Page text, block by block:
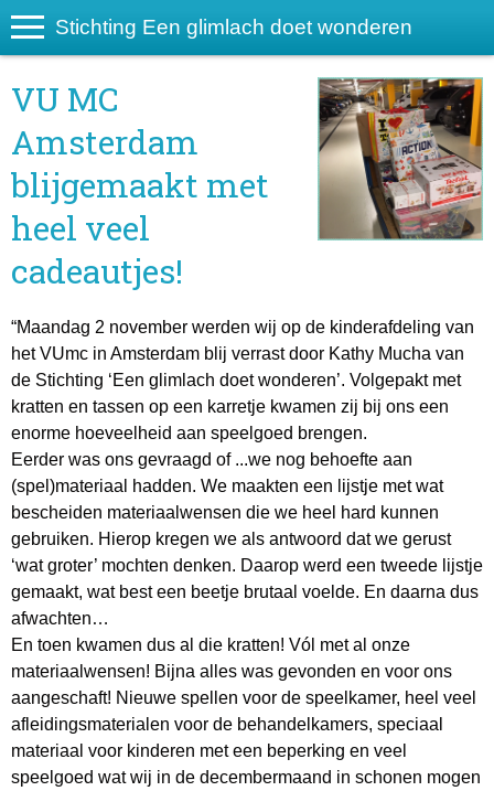
Stichting Een glimlach doet wonderen
VU MC
Amsterdam
blijgemaakt met
heel veel
cadeautjes!
“Maandag 2 november werden wij op de kinderafdeling van
het VUmc in Amsterdam blij verrast door Kathy Mucha van
de Stichting ‘Een glimlach doet wonderen’. Volgepakt met
kratten en tassen op een karretje kwamen zij bij ons een
enorme hoeveelheid aan speelgoed brengen.
Eerder was ons gevraagd of ...we nog behoefte aan
(spel)materiaal hadden. We maakten een lijstje met wat
bescheiden materiaalwensen die we heel hard kunnen
gebruiken. Hierop kregen we als antwoord dat we gerust
‘wat groter’ mochten denken. Daarop werd een tweede lijstje
gemaakt, wat best een beetje brutaal voelde. En daarna dus
afwachten…
En toen kwamen dus al die kratten! Vól met al onze
materiaalwensen! Bijna alles was gevonden en voor ons
aangeschaft! Nieuwe spellen voor de speelkamer, heel veel
afleidingsmaterialen voor de behandelkamers, speciaal
materiaal voor kinderen met een beperking en veel
speelgoed wat wij in de decembermaand in schonen mogen